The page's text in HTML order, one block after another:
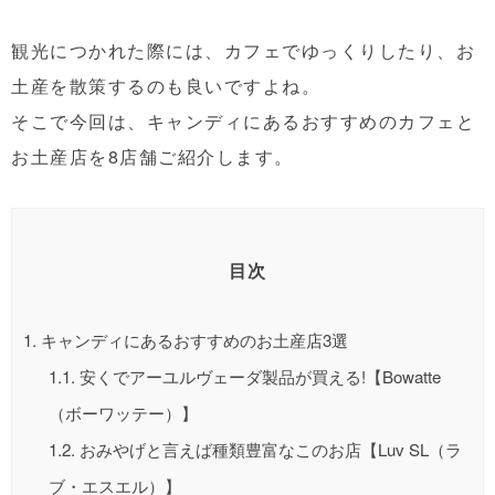
観光につかれた際には、カフェでゆっくりしたり、お
土産を散策するのも良いですよね。
そこで今回は、キャンディにあるおすすめのカフェと
お土産店を8店舗ご紹介します。
目次
1. キャンディにあるおすすめのお土産店3選
1.1. 安くでアーユルヴェーダ製品が買える!【Bowatte
（ボーワッテー）】
1.2. おみやげと言えば種類豊富なこのお店【Luv SL（ラ
ブ・エスエル）】